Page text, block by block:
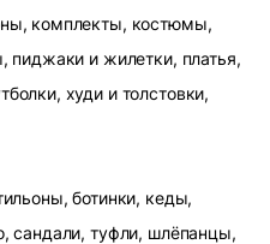
комплекты, костюмы,
пиджаки и жилетки, платья,
худи и толстовки,
ботинки, кеды,
сандали, туфли, шлёпанцы,